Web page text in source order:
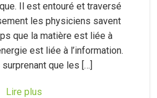
Il est entouré et traversé
les physiciens savent
que la matière est liée à
est liée à l’information.
que les […]
Lire plus